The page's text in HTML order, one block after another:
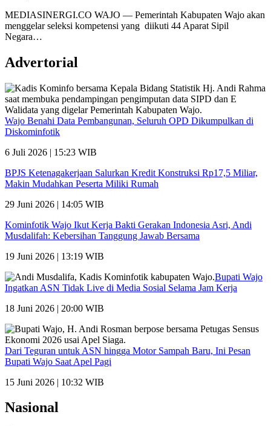
MEDIASINERGI.CO WAJO — Pemerintah Kabupaten Wajo akan
menggelar seleksi kompetensi yang diikuti 44 Aparat Sipil
Negara…
Advertorial
Wajo Benahi Data Pembangunan, Seluruh OPD Dikumpulkan di
Diskominfotik
6 Juli 2026 | 15:23 WIB
BPJS Ketenagakerjaan Salurkan Kredit Konstruksi Rp17,5 Miliar,
Makin Mudahkan Peserta Miliki Rumah
29 Juni 2026 | 14:05 WIB
Kominfotik Wajo Ikut Kerja Bakti Gerakan Indonesia Asri, Andi
Musdalifah: Kebersihan Tanggung Jawab Bersama
19 Juni 2026 | 13:19 WIB
Bupati Wajo
Ingatkan ASN Tidak Live di Media Sosial Selama Jam Kerja
18 Juni 2026 | 20:00 WIB
Dari Teguran untuk ASN hingga Motor Sampah Baru, Ini Pesan
Bupati Wajo Saat Apel Pagi
15 Juni 2026 | 10:32 WIB
Nasional